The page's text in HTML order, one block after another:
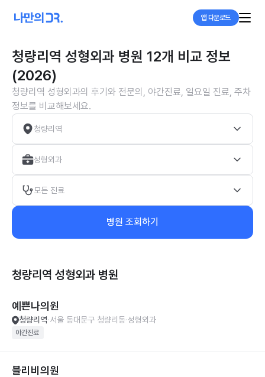
앱 다운로드
청량리역 성형외과 병원 12개 비교 정보
(2026)
청량리역 성형외과의 후기와 전문의, 야간진료, 일요일 진료, 주차
정보를 비교해보세요.
청량리역
성형외과
모든 진료
병원 조회하기
청량리역 성형외과 병원
예쁜나의원
청량리역 서울 동대문구 청량리동 성형외과
야간진료
블리비의원